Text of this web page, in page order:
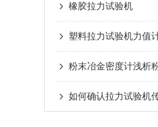
橡胶拉力试验机
如何确认拉力试验机